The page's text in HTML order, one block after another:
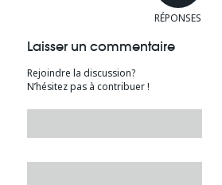
RÉPONSES
Laisser un commentaire
Rejoindre la discussion?
N’hésitez pas à contribuer !